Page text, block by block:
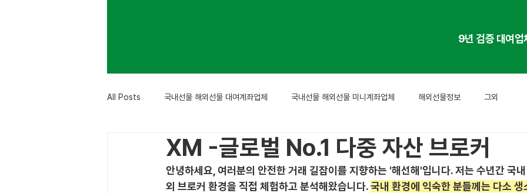
9년 검증 대여업
All Posts 국내선물 해외선물 대여계좌업체 국내선물 해외선물 미니계좌업체 해외선물정보 그외
XM -글로벌 No.1 다중 자산 브로커
안녕하세요, 여러분의 안전한 거래 길잡이를 지향하는 '해선해'입니다. 저는 수년간 국
외 브로커 환경을 직접 체험하고 분석해왔습니다. 국내 환경에 익숙한 분들께는 다소 생